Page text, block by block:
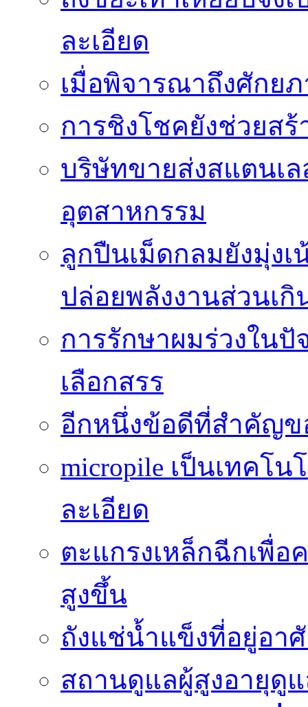
ละเอียด
เมื่อพิจารณาถึงศักย
การชิงโชคยังช่วยส
บริษัทขายส่งสแตนเ
อุตสาหกรรม
ลูกปืนเม็ดกลมยังมุ่ง
ปล่อยพลังงานส่วนเกิ
การรักษาผมร่วงใน
เลือกสรร
อีกหนึ่งข้อดีที่สำคัญข
micropile เป็นเทคโ
ละเอียด
ตะแกรงเหล็กฉีกเพื่
สูงขึ้น
ถังแช่น้ำแข็งที่อยู่อา
สถานดูแลผู้สูงอายุดู